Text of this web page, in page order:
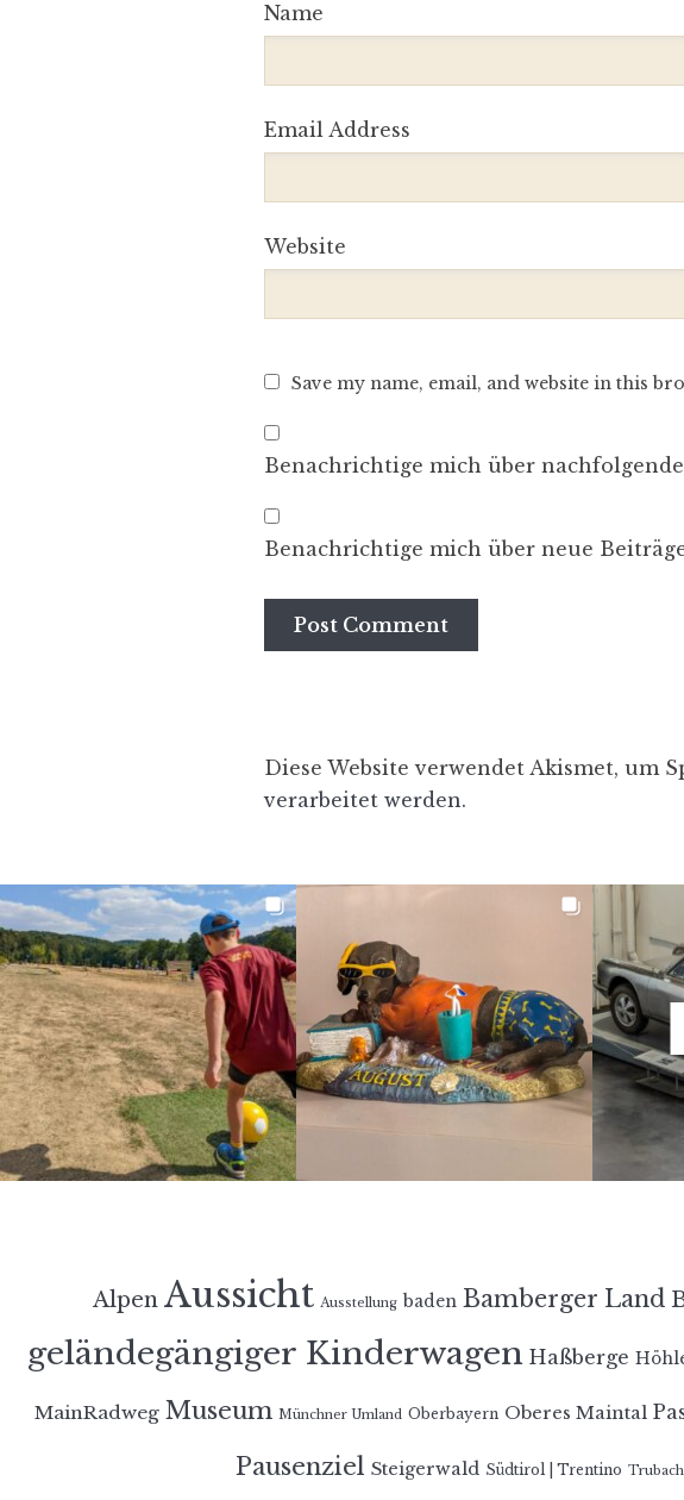
Name
Email Address
Website
Save my name, email, and website in this
Benachrichtige mich über
Benachrichtige mich über neue
Diese Website verwendet Akismet, um
verarbeitet werden.
Alpen Aussicht Ausstellung baden Bamberger Land
geländegängiger Kinderwagen Haßberge
MainRadweg Museum Münchner Umland Oberbayern Oberes Maintal
Pausenziel Steigerwald Südtirol | Trentino